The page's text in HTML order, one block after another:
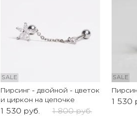
SALE
Пирсинг - двойной - цветок
и циркон на цепочке
1 530 руб. 1 800 руб.
SALE
1 530